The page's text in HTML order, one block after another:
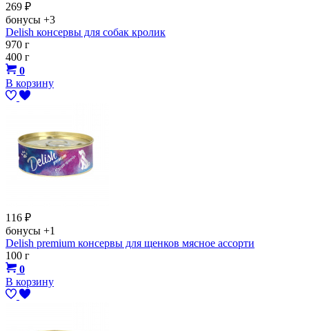
269 ₽
бонусы +3
Delish консервы для собак кролик
970 г
400 г
0
В корзину
116 ₽
бонусы +1
Delish premium консервы для щенков мясное ассорти
100 г
0
В корзину